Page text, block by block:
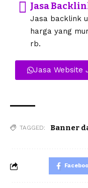
Jasa
Jasa backlink
harga yang
rb.
Jasa Website
TAGGED: Banner